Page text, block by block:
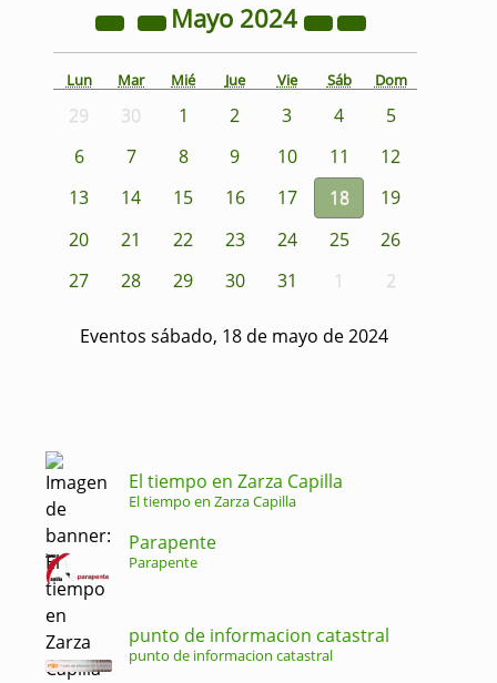
Mayo 2024
Lun Mar Mié Jue Vie Sáb Dom
29 30 1 2 3 4
5
6
7 8 9 10 11
12
13
14 15 16 17 18
19
20
21 22 23 24 25
26
27
28 29 30 31 1 2
Eventos sábado, 18 de mayo de 2024
El tiempo en Zarza Capilla
El tiempo en Zarza Capilla
Parapente
Parapente
punto de informacion catastral
punto de informacion catastral